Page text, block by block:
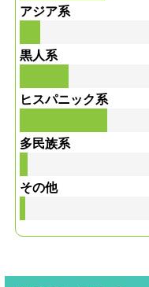
アジア系
黒人系
ヒスパニック系
多民族系
その他